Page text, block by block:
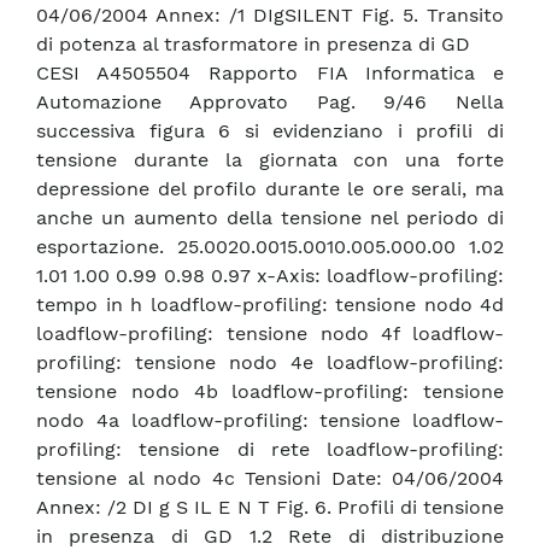
04/06/2004 Annex: /1 DIgSILENT Fig. 5. Transito
di potenza al trasformatore in presenza di GD
CESI A4505504 Rapporto FIA Informatica e
Automazione Approvato Pag. 9/46 Nella
successiva figura 6 si evidenziano i profili di
tensione durante la giornata con una forte
depressione del profilo durante le ore serali, ma
anche un aumento della tensione nel periodo di
esportazione. 25.0020.0015.0010.005.000.00 1.02
1.01 1.00 0.99 0.98 0.97 x-Axis: loadflow-profiling:
tempo in h loadflow-profiling: tensione nodo 4d
loadflow-profiling: tensione nodo 4f loadflow-
profiling: tensione nodo 4e loadflow-profiling:
tensione nodo 4b loadflow-profiling: tensione
nodo 4a loadflow-profiling: tensione loadflow-
profiling: tensione di rete loadflow-profiling:
tensione al nodo 4c Tensioni Date: 04/06/2004
Annex: /2 DI g S IL E N T Fig. 6. Profili di tensione
in presenza di GD 1.2 Rete di distribuzione